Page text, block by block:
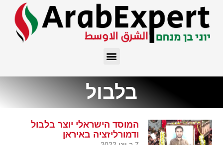
בלבול
המוסד הישראלי יוצר בלבול
ודמורליזציה באיראן